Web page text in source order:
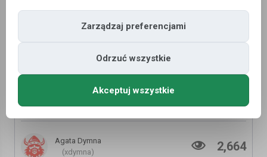
Tam gdzie nie prowadzi żadna droga,
Norwegia | Podróżne #63
Agata Dymna
(xdymna)
2,664
Zarządzaj preferencjami
Odrzuć wszystkie
Akceptuj wszystkie